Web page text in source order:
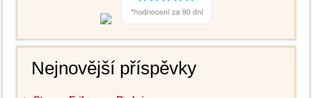
Nejnovější příspěvky